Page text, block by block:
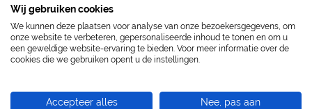
Privacy van gegevens
Algemene voorwaarden
Contact
Vacatures
Wij gebruiken cookies
We kunnen deze plaatsen voor analyse van onze bezoekersgegevens, om
onze website te verbeteren, gepersonaliseerde inhoud te tonen en om u
een geweldige website-ervaring te bieden. Voor meer informatie over de
cookies die we gebruiken opent u de instellingen.
Accepteer alles Nee, pas aan